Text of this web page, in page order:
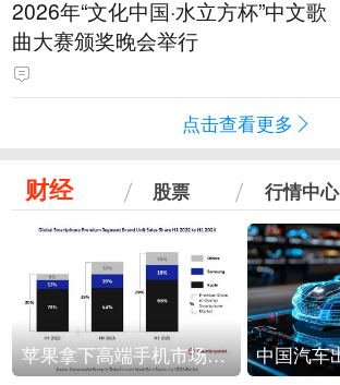
2026年“文化中国·水立方杯”中文歌
曲大赛颁奖晚会举行
点击查看更多
财经 股票 行情中心
苹果拿下高端手机市场65%的份额：iPhone 17系列功不可没